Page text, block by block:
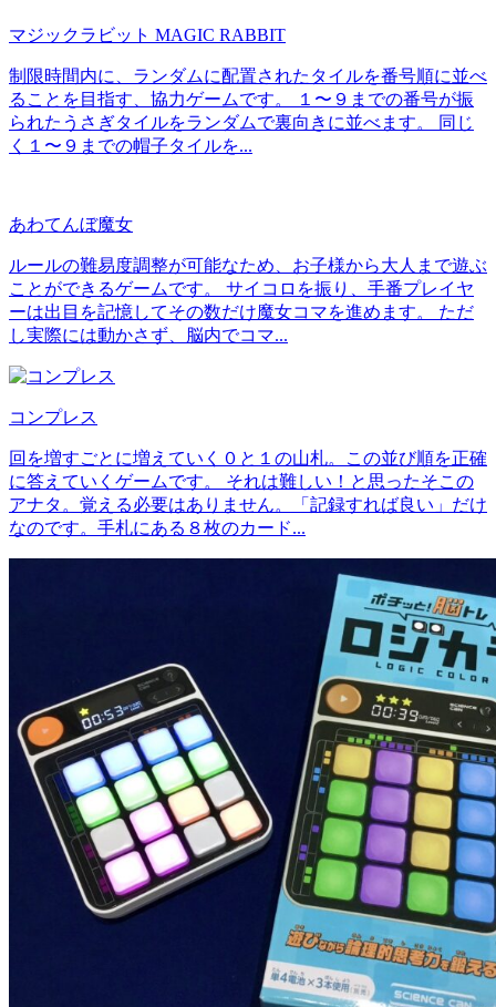
マジックラビット MAGIC RABBIT
制限時間内に、ランダムに配置されたタイルを番号順に並べ
ることを目指す、協力ゲームです。 １〜９までの番号が振
られたうさぎタイルをランダムで裏向きに並べます。 同じ
く１〜９までの帽子タイルを...
あわてんぼ魔女
ルールの難易度調整が可能なため、お子様から大人まで遊ぶ
ことができるゲームです。 サイコロを振り、手番プレイヤ
ーは出目を記憶してその数だけ魔女コマを進めます。 ただ
し実際には動かさず、脳内でコマ...
コンプレス
回を増すごとに増えていく０と１の山札。この並び順を正確
に答えていくゲームです。 それは難しい！と思ったそこの
アナタ。覚える必要はありません。「記録すれば良い」だけ
なのです。手札にある８枚のカード...